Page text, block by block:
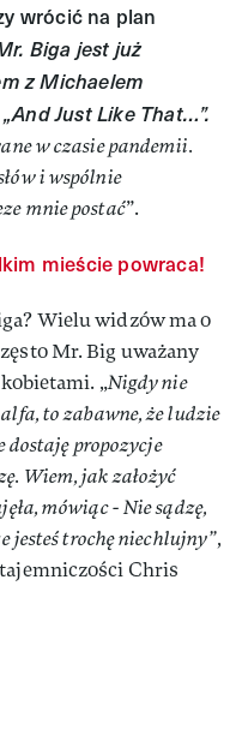
wrócić na plan
Biga jest już
z Michaelem
Just Like That…”.
w czasie pandemii.
i wspólnie
mnie postać”.
mieście powraca!
Wielu widzów ma o
Mr. Big uważany
„Nigdy nie
to zabawne, że ludzie
dostaję propozycje
Wiem, jak założyć
mówiąc - Nie sądzę,
jesteś trochę niechlujny”,
tajemniczości Chris